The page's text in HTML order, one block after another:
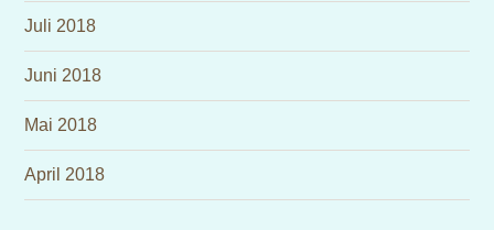
Juli 2018
Juni 2018
Mai 2018
April 2018